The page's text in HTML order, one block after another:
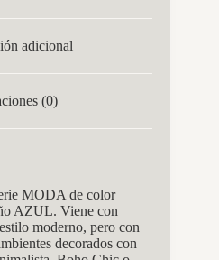
adicional
(0)
MODA de color
AZUL. Viene con
moderno, pero con
decorados con